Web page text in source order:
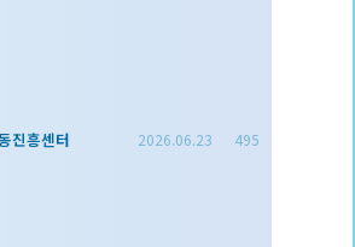
진흥센터 2026.06.23 495